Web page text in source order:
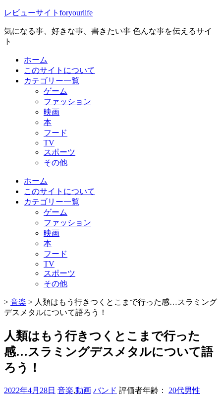
レビューサイトforyourlife
気になる事、好きな事、書きたい事 色んな事を伝えるサイ
ト
ホーム
このサイトについて
カテゴリー一覧
ゲーム
ファッション
映画
本
フード
TV
スポーツ
その他
ホーム
このサイトについて
カテゴリー一覧
ゲーム
ファッション
映画
本
フード
TV
スポーツ
その他
> 音楽 > 人類はもう行きつくとこまで行った感…スラミング
デスメタルについて語ろう！
人類はもう行きつくとこまで行った
感…スラミングデスメタルについて語
ろう！
2022年4月28日 音楽,動画 バンド 評価者年齢： 20代男性